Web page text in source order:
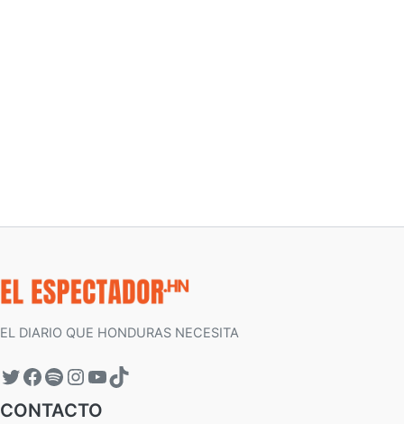
EL DIARIO QUE HONDURAS NECESITA
CONTACTO